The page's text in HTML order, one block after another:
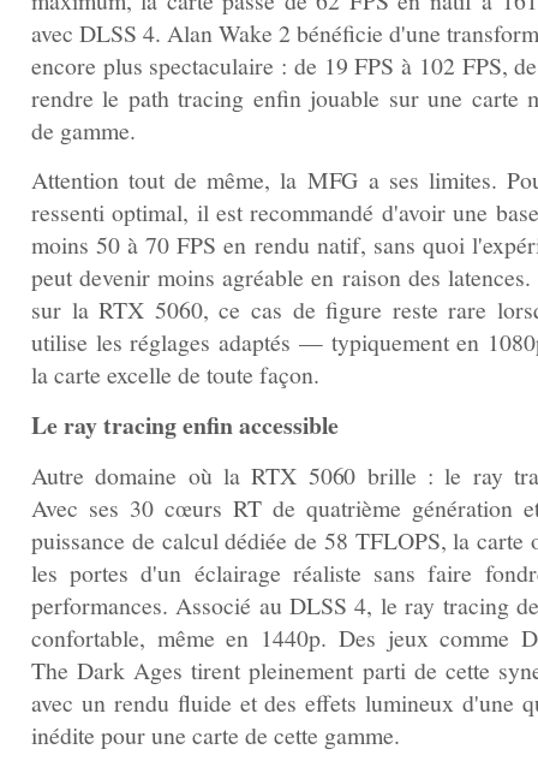
avec DLSS 4. Alan Wake 2 bénéficie d'une
encore plus spectaculaire : de 19 FPS à 102 FPS,
rendre le path tracing enfin jouable sur une carte
de gamme.
Attention tout de même, la MFG a ses limites.
ressenti optimal, il est recommandé d'avoir une
moins 50 à 70 FPS en rendu natif, sans quoi
peut devenir moins agréable en raison des
sur la RTX 5060, ce cas de figure reste rare
utilise les réglages adaptés — typiquement en
la carte excelle de toute façon.
Le ray tracing enfin accessible
Autre domaine où la RTX 5060 brille : le ray
Avec ses 30 cœurs RT de quatrième génération
puissance de calcul dédiée de 58 TFLOPS, la carte
les portes d'un éclairage réaliste sans faire
performances. Associé au DLSS 4, le ray tracing
confortable, même en 1440p. Des jeux comme
The Dark Ages tirent pleinement parti de cette
avec un rendu fluide et des effets lumineux d'une
inédite pour une carte de cette gamme.